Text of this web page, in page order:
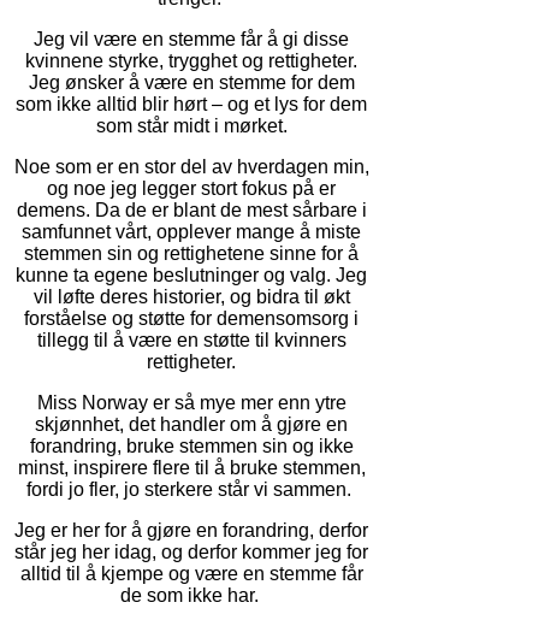
Jeg vil være en stemme får å gi disse
kvinnene styrke, trygghet og rettigheter.
Jeg ønsker å være en stemme for dem
som ikke alltid blir hørt – og et lys for dem
som står midt i mørket.
Noe som er en stor del av hverdagen min,
og noe jeg legger stort fokus på er
demens. Da de er blant de mest sårbare i
samfunnet vårt, opplever mange å miste
stemmen sin og rettighetene sinne for å
kunne ta egene beslutninger og valg. Jeg
vil løfte deres historier, og bidra til økt
forståelse og støtte for demensomsorg i
tillegg til å være en støtte til kvinners
rettigheter.
Miss Norway er så mye mer enn ytre
skjønnhet, det handler om å gjøre en
forandring, bruke stemmen sin og ikke
minst, inspirere flere til å bruke stemmen,
fordi jo fler, jo sterkere står vi sammen.
Jeg er her for å gjøre en forandring, derfor
står jeg her idag, og derfor kommer jeg for
alltid til å kjempe og være en stemme får
de som ikke har.